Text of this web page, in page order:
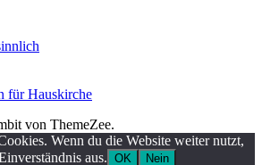
für Hauskirche
von ThemeZee.
Wenn du die Website weiter nutzt,
aus. OK Nein